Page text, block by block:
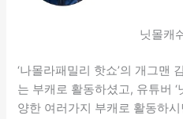
닛몰캐
‘나몰라패밀리 핫쇼’의 개그맨
는 부캐로 활동하셨고, 유튜버
양한 여러가지 부캐로 활동하